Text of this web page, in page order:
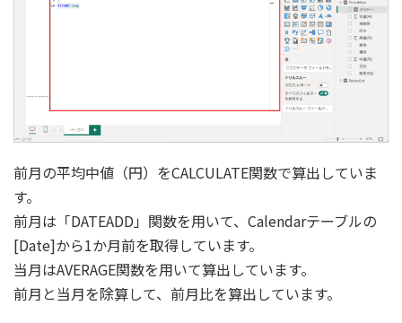
前月の平均中値（円）をCALCULATE関数で算出していま
す。
前月は「DATEADD」関数を用いて、Calendarテーブルの
[Date]から1か月前を取得しています。
当月はAVERAGE関数を用いて算出しています。
前月と当月を除算して、前月比を算出しています。